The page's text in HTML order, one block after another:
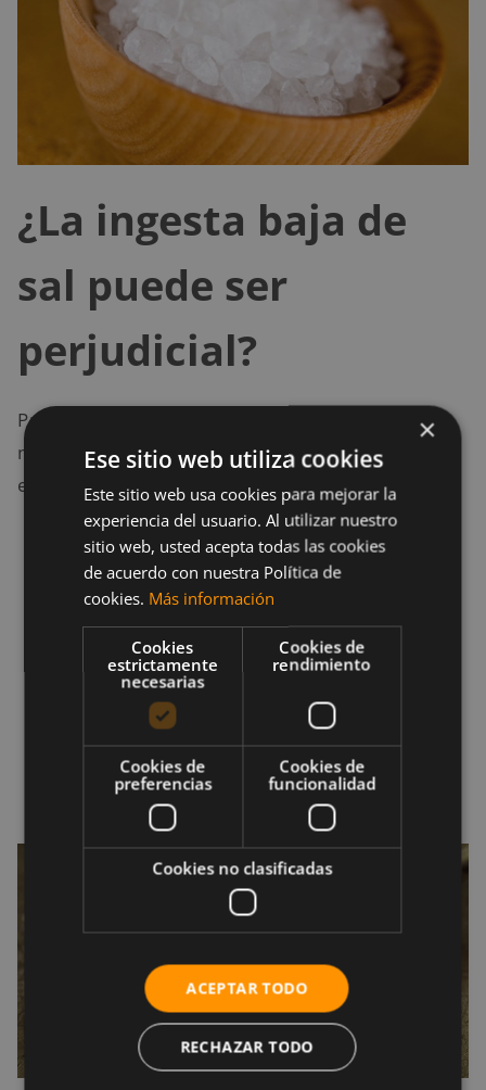
¿La ingesta baja de
sal puede ser
perjudicial?
Parece ser que tomar una cantidad de sal diaria
menor de la recomendada podría traer algunos
efectos negativos tales como:
Altos niveles de colesterol LDL“malo” y
triglicéridos.
Enfermedades cardíacas: ciertos estudios han
concluido que menos de 3000mg de sodio al
día incrementan este riesgo.
Aumento de la resistencia a la insulina.
Diabetes de tipo 2
Aumento del riesgo de sufrir cáncer de
estómago.
×
Ese sitio web utiliza cookies
Este sitio web usa cookies para mejorar la
experiencia del usuario. Al utilizar nuestro
sitio web, usted acepta todas las cookies
de acuerdo con nuestra Política de
cookies. Más información
Cookies
estrictamente
necesarias
Cookies de
rendimiento
Cookies de
preferencias
Cookies de
funcionalidad
Cookies no clasificadas
ACEPTAR TODO
RECHAZAR TODO